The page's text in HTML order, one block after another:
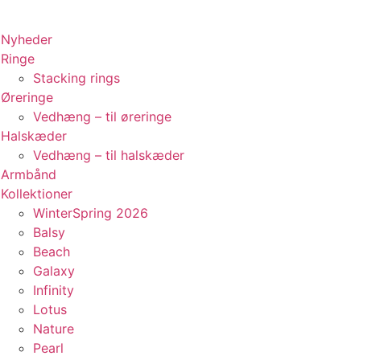
Nyheder
Ringe
Stacking rings
Øreringe
Vedhæng – til øreringe
Halskæder
Vedhæng – til halskæder
Armbånd
Kollektioner
WinterSpring 2026
Balsy
Beach
Galaxy
Infinity
Lotus
Nature
Pearl